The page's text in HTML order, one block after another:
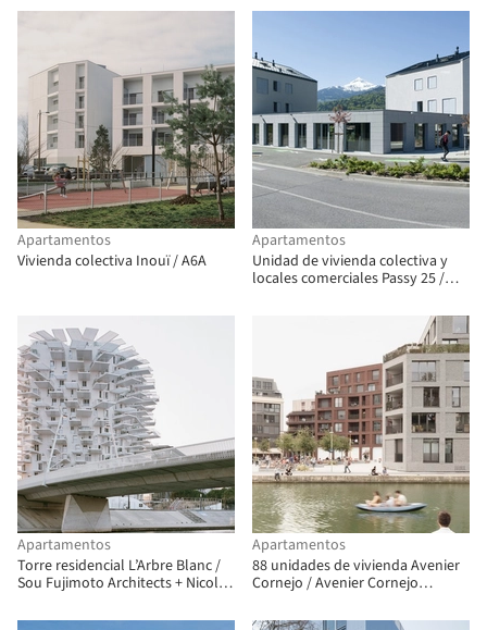
Apartamentos
Vivienda colectiva Inouï / A6A
Apartamentos
Unidad de vivienda colectiva y
locales comerciales Passy 25 /
Chaveneau Ohashi Architecte
Apartamentos
Torre residencial L’Arbre Blanc /
Sou Fujimoto Architects + Nicolas
Roussel
Apartamentos
88 unidades de vivienda Avenier
Cornejo / Avenier Cornejo